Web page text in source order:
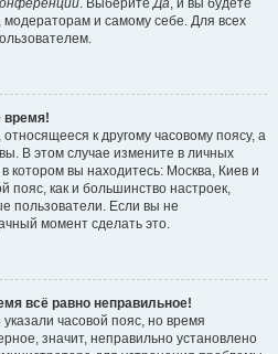
. ВыберитеДа, и вы будете
и самому себе. Для всех
время!
к другому часовому поясу, а
В этом случае измените в личных
котором вы находитесь: Москва, Киев и
пояс, как и большинство настроек,
пользователи. Если вы не
момент сделать это.
всё равно неправильное!
часовой пояс, но время
значит, неправильно установлено